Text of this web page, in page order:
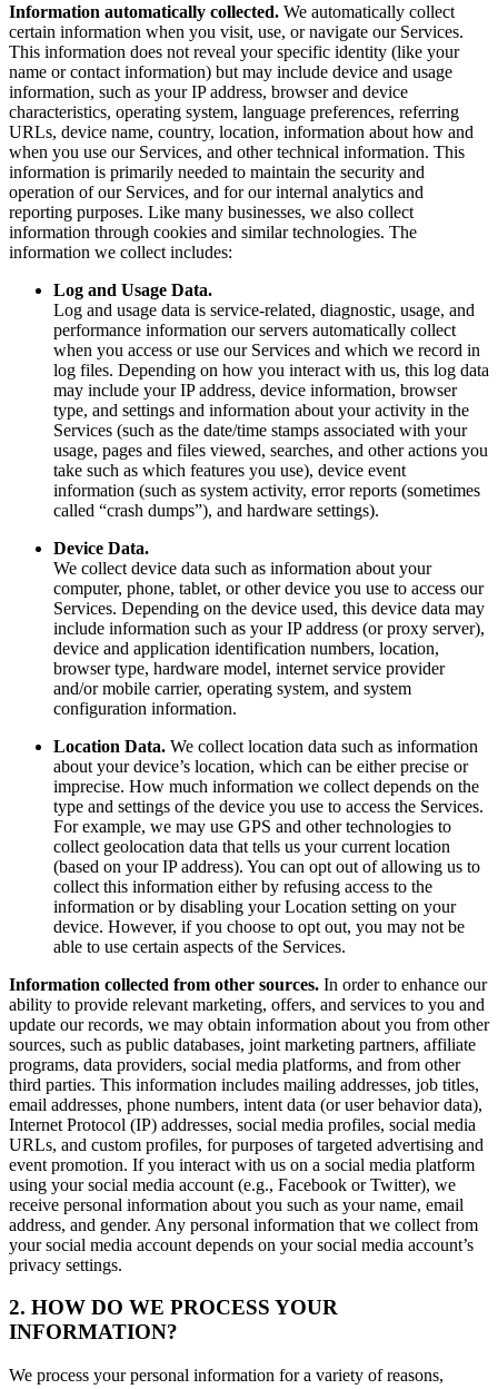
Information automatically collected. We automatically collect
certain information when you visit, use, or navigate our Services.
This information does not reveal your specific identity (like your
name or contact information) but may include device and usage
information, such as your IP address, browser and device
characteristics, operating system, language preferences, referring
URLs, device name, country, location, information about how and
when you use our Services, and other technical information. This
information is primarily needed to maintain the security and
operation of our Services, and for our internal analytics and
reporting purposes. Like many businesses, we also collect
information through cookies and similar technologies. The
information we collect includes:
Log and Usage Data.
Log and usage data is service-related, diagnostic, usage, and
performance information our servers automatically collect
when you access or use our Services and which we record in
log files. Depending on how you interact with us, this log data
may include your IP address, device information, browser
type, and settings and information about your activity in the
Services (such as the date/time stamps associated with your
usage, pages and files viewed, searches, and other actions you
take such as which features you use), device event
information (such as system activity, error reports (sometimes
called “crash dumps”), and hardware settings).
Device Data.
We collect device data such as information about your
computer, phone, tablet, or other device you use to access our
Services. Depending on the device used, this device data may
include information such as your IP address (or proxy server),
device and application identification numbers, location,
browser type, hardware model, internet service provider
and/or mobile carrier, operating system, and system
configuration information.
Location Data. We collect location data such as information
about your device’s location, which can be either precise or
imprecise. How much information we collect depends on the
type and settings of the device you use to access the Services.
For example, we may use GPS and other technologies to
collect geolocation data that tells us your current location
(based on your IP address). You can opt out of allowing us to
collect this information either by refusing access to the
information or by disabling your Location setting on your
device. However, if you choose to opt out, you may not be
able to use certain aspects of the Services.
Information collected from other sources. In order to enhance our
ability to provide relevant marketing, offers, and services to you and
update our records, we may obtain information about you from other
sources, such as public databases, joint marketing partners, affiliate
programs, data providers, social media platforms, and from other
third parties. This information includes mailing addresses, job titles,
email addresses, phone numbers, intent data (or user behavior data),
Internet Protocol (IP) addresses, social media profiles, social media
URLs, and custom profiles, for purposes of targeted advertising and
event promotion. If you interact with us on a social media platform
using your social media account (e.g., Facebook or Twitter), we
receive personal information about you such as your name, email
address, and gender. Any personal information that we collect from
your social media account depends on your social media account’s
privacy settings.
2. HOW DO WE PROCESS YOUR
INFORMATION?
We process your personal information for a variety of reasons,